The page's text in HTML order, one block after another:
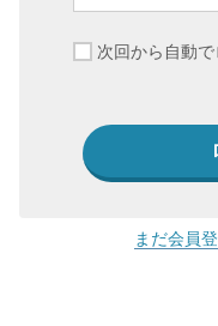
次回から自動
まだ会員